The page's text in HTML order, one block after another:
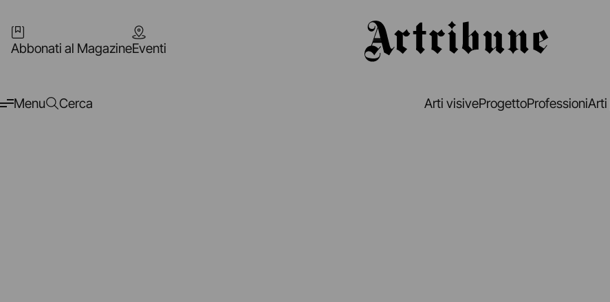
Abbonati al MagazineEventi
Menu Cerca Arti visiveProgettoProfessioni